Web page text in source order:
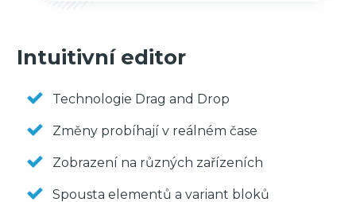
Intuitivní editor
Technologie Drag and Drop
Změny probíhají v reálném čase
Zobrazení na různých zařízeních
Spousta elementů a variant bloků